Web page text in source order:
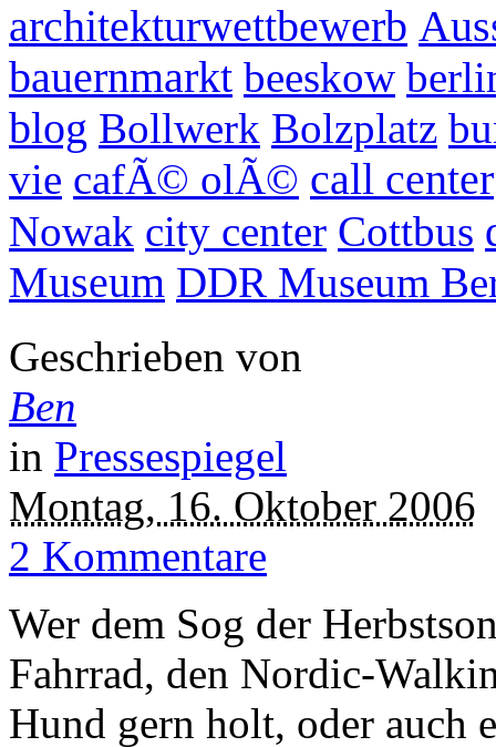
architekturwettbewerb
bauernmarkt beeskow
blog Bollwerk Bolzplatz
vie cafÃ© olÃ© call center
Nowak city center Cottbus
Museum DDR Museum
Geschrieben von
Ben
in Pressespiegel
Montag, 16. Oktober 2006
2 Kommentare
Wer dem Sog der
Fahrrad, den Nordic-
Hund gern holt, oder auch